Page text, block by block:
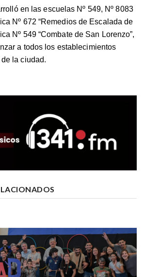
en las escuelas Nº 549, Nº 8083
Nº 672 “Remedios de Escalada de
Nº 549 “Combate de San Lorenzo”,
a todos los establecimientos
la ciudad.